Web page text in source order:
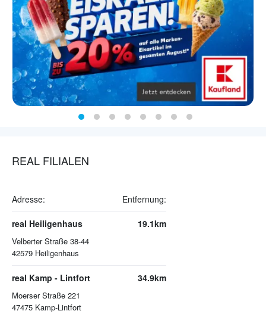
REAL FILIALEN
Adresse: Entfernung:
real Heiligenhaus
Velberter Straße 38-44
42579 Heiligenhaus
19.1km
real Kamp - Lintfort
Moerser Straße 221
47475 Kamp-Lintfort
34.9km